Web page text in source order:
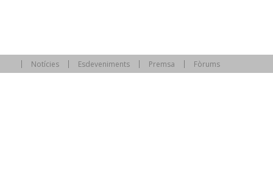
Notícies Esdeveniments Premsa Fòrums